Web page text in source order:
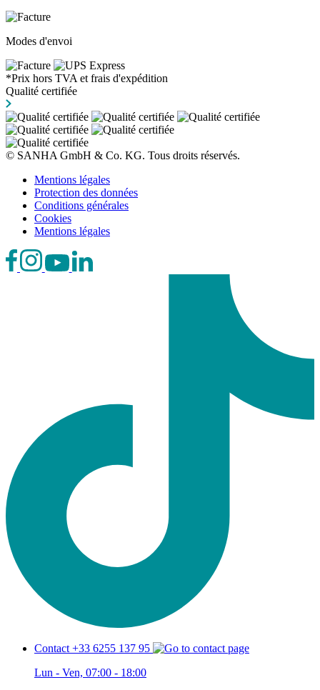
Modes d'envoi
*Prix hors TVA et frais d'expédition
Qualité certifiée
© SANHA GmbH & Co. KG. Tous droits réservés.
Mentions légales
Protection des données
Conditions générales
Cookies
Mentions légales
Contact +33 6255 137 95
Lun - Ven, 07:00 - 18:00